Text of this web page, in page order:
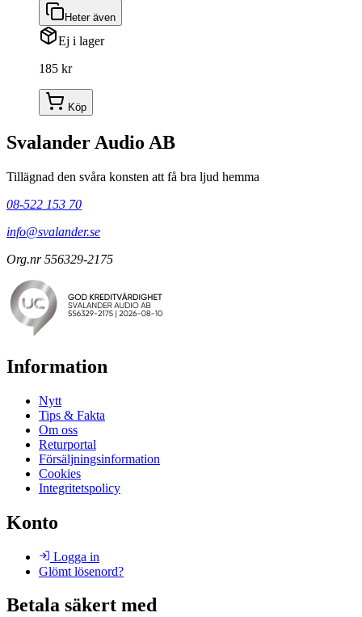
Heter även
Ej i lager
185 kr
Köp
Svalander Audio AB
Tillägnad den svåra konsten att få bra ljud hemma
08-522 153 70
info@svalander.se
Org.nr 556329-2175
Information
Nytt
Tips & Fakta
Om oss
Returportal
Försäljningsinformation
Cookies
Integritetspolicy
Konto
Logga in
Glömt lösenord?
Betala säkert med